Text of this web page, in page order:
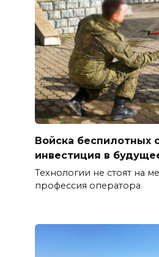
Войска беспилотных
инвестиция в
Технологии не стоят на
профессия оператора